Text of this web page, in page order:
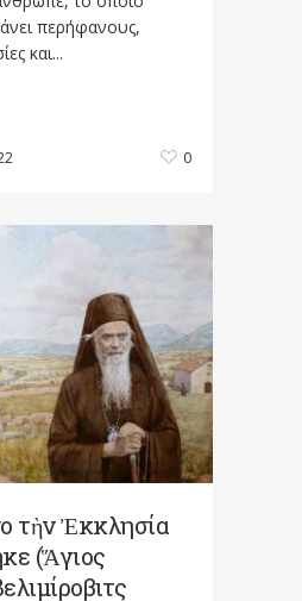
περήφανους,
και...
0
τὴν Ἐκκλησία
(Ἅγιος